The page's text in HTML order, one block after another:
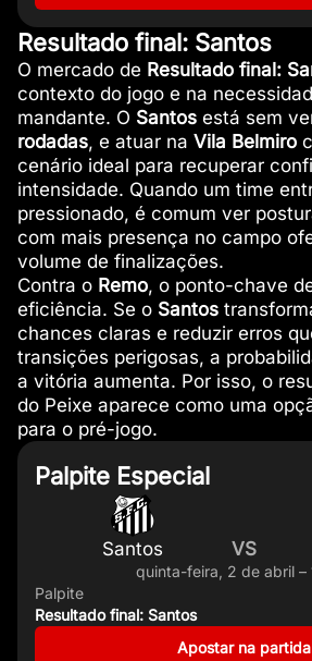
Resultado final: Santos
O mercado de Resultado final:
contexto do jogo e na
mandante. O Santosestá sem
rodadas, e atuar na Vila Belmiro
cenário ideal para recuperar
intensidade. Quando um time
pressionado, é comum ver
com mais presença no campo
volume de finalizações.
Contra o Remo, o ponto-chave
eficiência. Se o Santos
chances claras e reduzir erros
transições perigosas, a
a vitória aumenta. Por isso, o
do Peixe aparece como uma
para o pré-jogo.
Palpite Especial
Santos VS
quinta-feira, 2 de abril –
Palpite
Resultado final: Santos
Apostar na partida